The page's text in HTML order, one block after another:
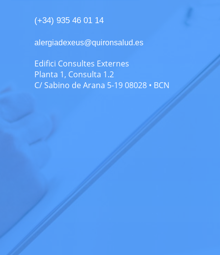
(+34) 935 46 01 14
alergiadexeus@quironsalud.es
Edifici Consultes Externes
Planta 1, Consulta 1.2
C/ Sabino de Arana 5-19 08028 • BCN